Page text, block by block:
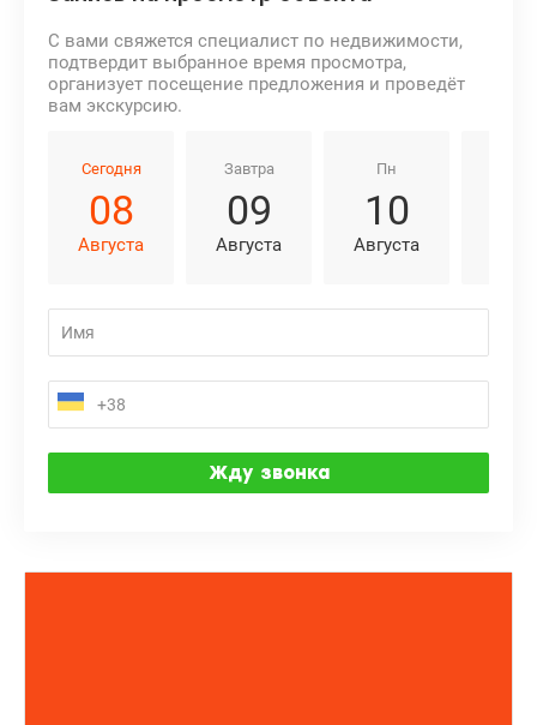
С вами свяжется специалист по недвижимости,
подтвердит выбранное время просмотра,
организует посещение предложения и проведёт
вам экскурсию.
Сегодня
08
Августа
Завтра
09
Августа
Пн
10
Августа